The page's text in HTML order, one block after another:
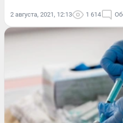
2 августа, 2021, 12:13 1 614